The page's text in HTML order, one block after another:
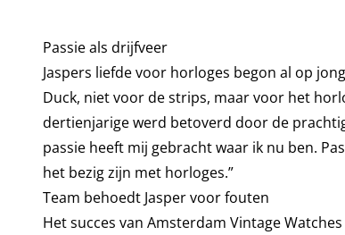
Passie als drijfveer
Jaspers liefde voor horloges begon al op
Duck, niet voor de strips, maar voor het
dertienjarige werd betoverd door de
passie heeft mij gebracht waar ik nu ben.
het bezig zijn met horloges.”
Team behoedt Jasper voor fouten
Het succes van Amsterdam Vintage